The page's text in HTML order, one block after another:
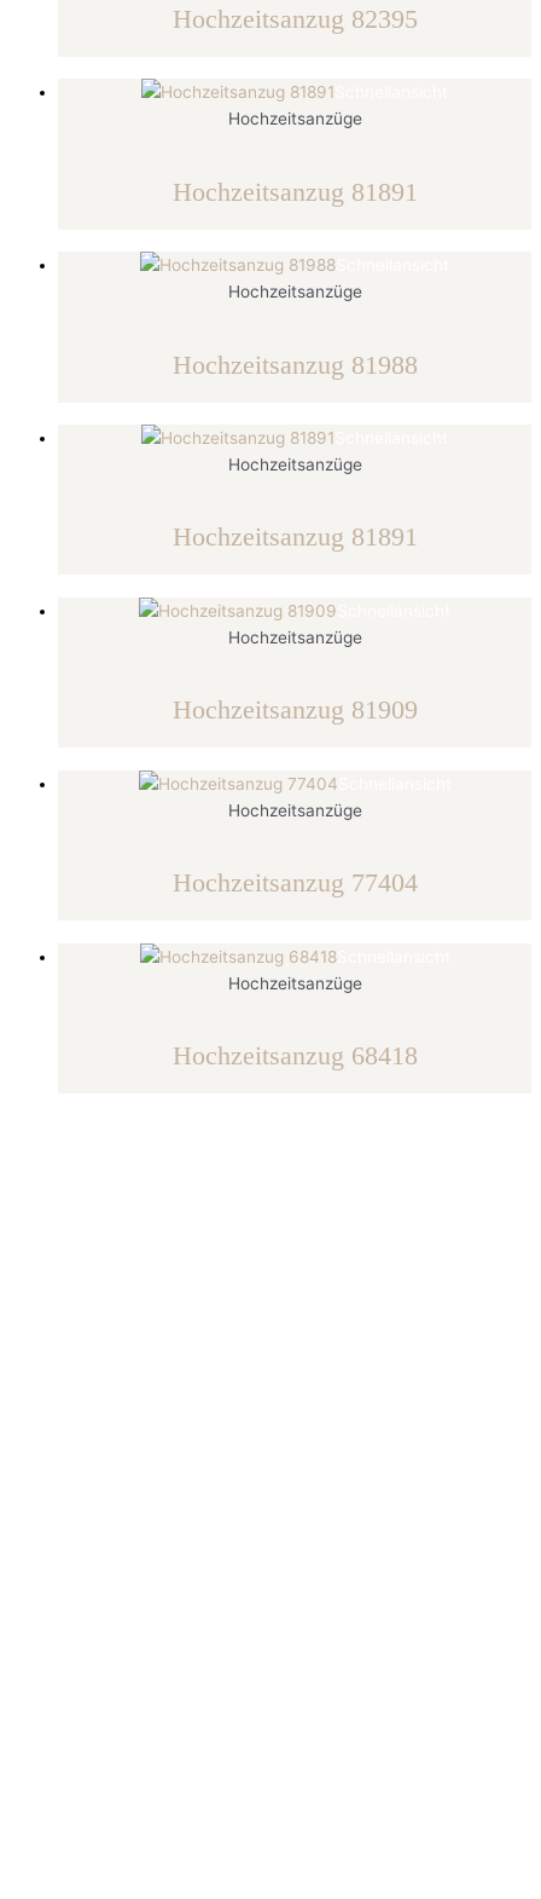
Hochzeitsanzug 82395
Hochzeitsanzüge
Hochzeitsanzug 81891
Hochzeitsanzüge
Hochzeitsanzug 81988
Hochzeitsanzüge
Hochzeitsanzug 81891
Hochzeitsanzüge
Hochzeitsanzug 81909
Hochzeitsanzüge
Hochzeitsanzug 77404
Schnellansicht
Hochzeitsanzüge
Hochzeitsanzug 68418